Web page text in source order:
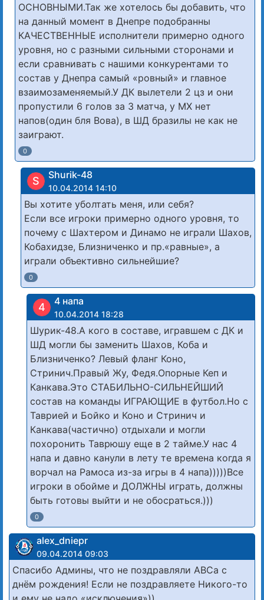
ОСНОВНЫМИ.Так же хотелось бы добавить, что
на данный момент в Днепре подобранны
КАЧЕСТВЕННЫЕ исполнители примерно одного
уровня, но с разными сильными сторонами и
если сравнивать с нашими конкурентами то
состав у Днепра самый «ровный» и главное
взаимозаменяемый.У ДК вылетели 2 цз и они
пропустили 6 голов за 3 матча, у МХ нет
напов(один бля Вова), в ШД бразилы не как не
заиграют.
0
S Shurik-48
10.04.2014 14:10
Вы хотите уболтать меня, или себя?
Если все игроки примерно одного уровня, то
почему с Шахтером и Динамо не играли Шахов,
Кобахидзе, Близниченко и пр.«равные», а
играли объективно сильнейшие?
0
4 4 напа
10.04.2014 18:28
Шурик-48.А кого в составе, игравшем с ДК и
ШД могли бы заменить Шахов, Коба и
Близниченко? Левый фланг Коно,
Стринич.Правый Жу, Федя.Опорные Кеп и
Канкава.Это СТАБИЛЬНО-СИЛЬНЕЙШИЙ
состав на команды ИГРАЮЩИЕ в футбол.Но с
Таврией и Бойко и Коно и Стринич и
Канкава(частично) отдыхали и могли
похоронить Таврюшу еще в 2 тайме.У нас 4
напа и давно канули в лету те времена когда я
ворчал на Рамоса из-за игры в 4 напа)))))Все
игроки в обойме и ДОЛЖНЫ играть, должны
быть готовы выйти и не обосраться.)))
0
alex_dniepr
09.04.2014 09:03
Спасибо Админы, что не поздравляли АВСа с
днём рождения! Если не поздравляете Никого-то